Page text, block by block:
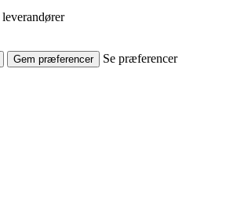
Gem præferencer Se præferencer